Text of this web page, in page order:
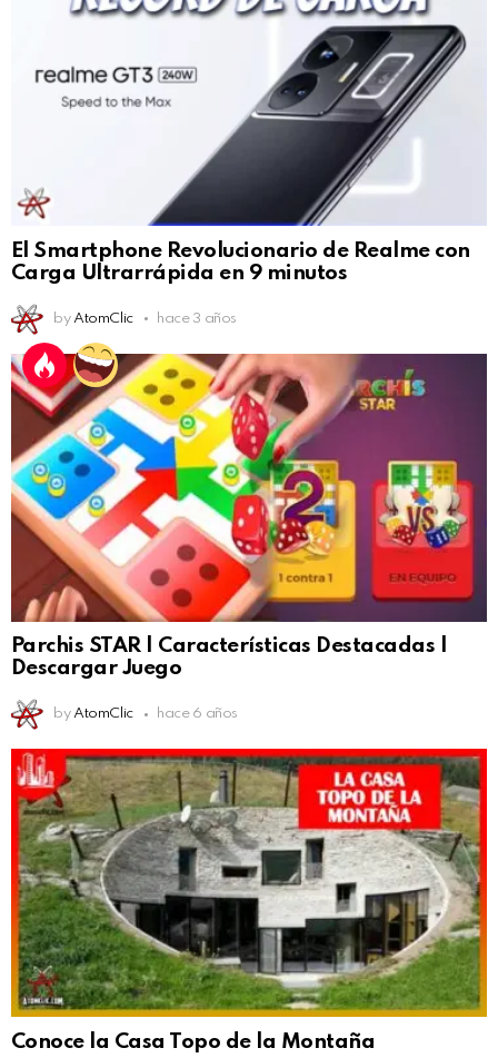
El Smartphone Revolucionario de Realme con
Carga Ultrarrápida en 9 minutos
by AtomClic hace 3 años
Parchis STAR | Características Destacadas |
Descargar Juego
by AtomClic hace 6 años
Conoce la Casa Topo de la Montaña